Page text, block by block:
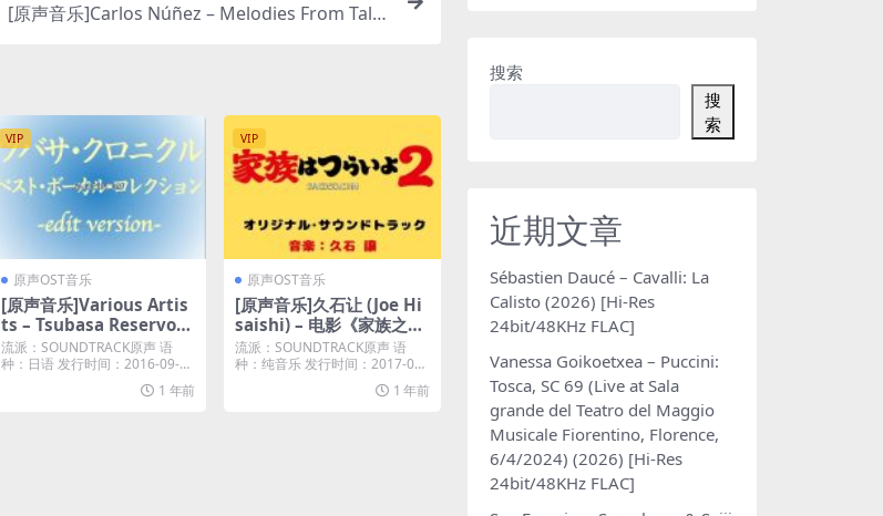
[原声音乐]Carlos Núñez – Melodies From Tale
VIP
原声OST音乐
[原声音乐]Various Artis
ts – Tsubasa Reservoir
Chronicle Best Vocal C
ollection -Edit Version-
(2016) [iTunes Plus M4
流派：SOUNDTRACK原声 语
种：日语 发行时间：2016-09-14
1 年前
VIP
原声OST音乐
[原声音乐]久石让 (Joe Hi
saishi) – 电影《家族之苦
2》原声带 「家族はつら
いよ2」オリジナル・サウ
ンドトラック [iTunes Pl
流派：SOUNDTRACK原声 语
种：纯音乐 发行时间：2017-05-
1 年前
搜索
搜
索
近期文章
Sébastien Daucé – Cavalli: La
Calisto (2026) [Hi-Res
24bit/48KHz FLAC]
Vanessa Goikoetxea – Puccini:
Tosca, SC 69 (Live at Sala
grande del Teatro del Maggio
Musicale Fiorentino, Florence,
6/4/2024) (2026) [Hi-Res
24bit/48KHz FLAC]